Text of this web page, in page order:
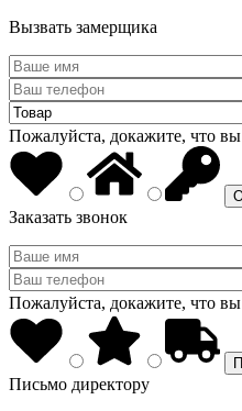
Вызвать замерщика
Пожалуйста, докажите, что
Заказать звонок
Пожалуйста, докажите, что
Письмо директору